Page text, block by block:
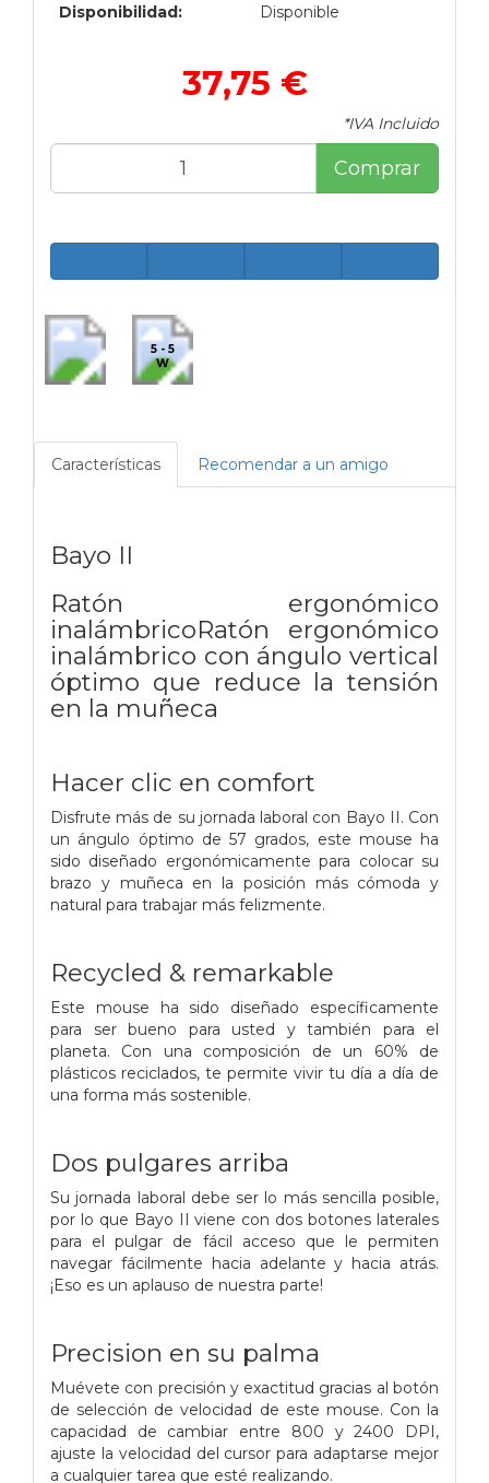
Disponibilidad: Disponible
37,75 €
*IVA Incluido
Comprar
5 - 5
W
Características Recomendar a un amigo
Bayo II
Ratón ergonómico
inalámbricoRatón ergonómico
inalámbrico con ángulo vertical
óptimo que reduce la tensión
en la muñeca
Hacer clic en comfort
Disfrute más de su jornada laboral con Bayo II. Con
un ángulo óptimo de 57 grados, este mouse ha
sido diseñado ergonómicamente para colocar su
brazo y muñeca en la posición más cómoda y
natural para trabajar más felizmente.
Recycled & remarkable
Este mouse ha sido diseñado específicamente
para ser bueno para usted y también para el
planeta. Con una composición de un 60% de
plásticos reciclados, te permite vivir tu día a día de
una forma más sostenible.
Dos pulgares arriba
Su jornada laboral debe ser lo más sencilla posible,
por lo que Bayo II viene con dos botones laterales
para el pulgar de fácil acceso que le permiten
navegar fácilmente hacia adelante y hacia atrás.
¡Eso es un aplauso de nuestra parte!
Precision en su palma
Muévete con precisión y exactitud gracias al botón
de selección de velocidad de este mouse. Con la
capacidad de cambiar entre 800 y 2400 DPI,
ajuste la velocidad del cursor para adaptarse mejor
a cualquier tarea que esté realizando.